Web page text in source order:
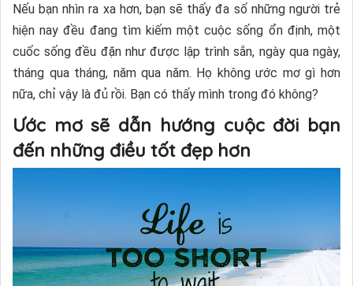
Nếu bạn nhìn ra xa hơn, bạn sẽ thấy đa số những người trẻ
hiện nay đều đang tìm kiếm một cuộc sống ổn định, một
cuốc sống đều đặn như được lập trình sắn, ngày qua ngày,
tháng qua tháng, năm qua năm. Họ không ước mơ gì hơn
nữa, chỉ vậy là đủ rồi. Bạn có thấy mình trong đó không?
Ước mơ sẽ dẫn hướng cuộc đời bạn
đến những điều tốt đẹp hơn